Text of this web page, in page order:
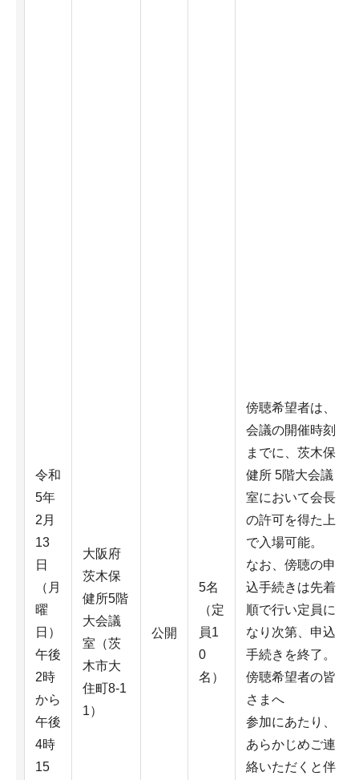
令和
5年
2月
13
日
（月
曜
日）
午後
2時
から
午後
4時
15
大阪府
茨木保
健所5階
大会議
室（茨
木市大
住町8-1
1）
公開
5名
（定
員1
0
名）
傍聴希望者は、
会議の開催時刻
までに、茨木保
健所 5階大会議
室において会長
の許可を得た上
で入場可能。
なお、傍聴の申
込手続きは先着
順で行い定員に
なり次第、申込
手続きを終了。
傍聴希望者の皆
さまへ
参加にあたり、
あらかじめご連
絡いただくと伴